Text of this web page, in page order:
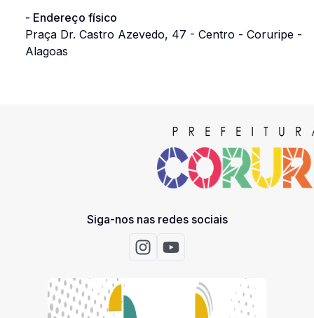
- Endereço físico
Praça Dr. Castro Azevedo, 47 - Centro - Coruripe -
Alagoas
Siga-nos nas redes sociais
Acessar Instagram
Acessar Youtube